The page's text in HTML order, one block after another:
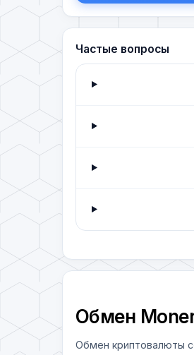
Частые вопросы
Обмен
Обмен криптовалюты